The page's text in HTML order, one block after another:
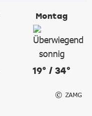
Montag
19° / 34°
ZAMG